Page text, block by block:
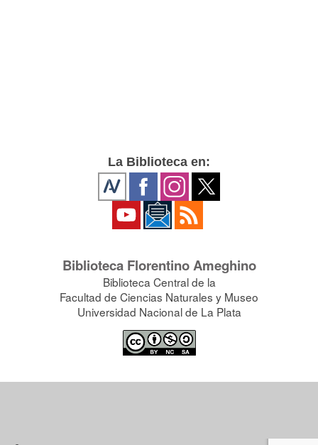
La Biblioteca en:
Biblioteca Florentino Ameghino
Biblioteca Central de la
Facultad de Ciencias Naturales y Museo
Universidad Nacional de La Plata